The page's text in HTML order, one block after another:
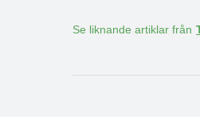
Se liknande artiklar från